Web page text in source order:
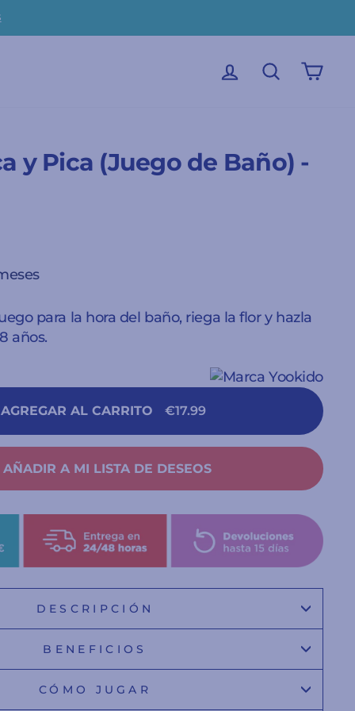
INICIAR SESIÓN
BUSCAR
y Pica (Juego de Baño) -
para la hora del baño, riega la flor y hazla
años.
AGREGAR AL CARRITO €17.99
AÑADIR A MI LISTA DE DESEOS
DESCRIPCIÓN
BENEFICIOS
CÓMO JUGAR